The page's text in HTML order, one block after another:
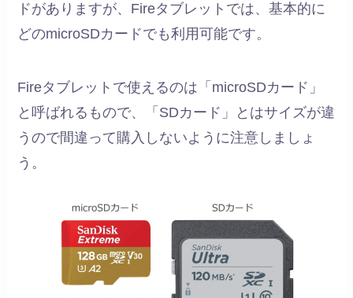
ドがありますが、Fireタブレットでは、基本的に
どのmicroSDカードでも利用可能です。
Fireタブレットで使えるのは「microSDカード」
と呼ばれるもので、「SDカード」とはサイズが違
うので間違って購入しないように注意しましょ
う。